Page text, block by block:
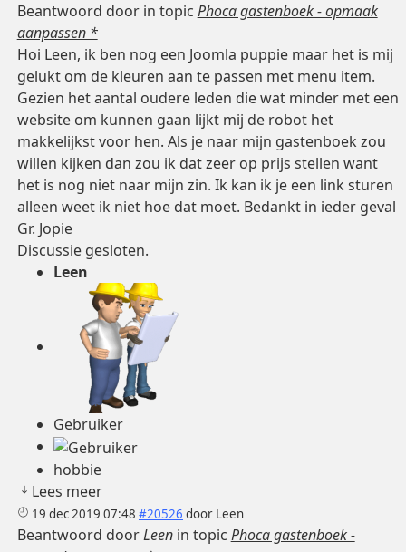
Beantwoord door in topic Phoca gastenboek - opmaak
aanpassen *
Hoi Leen, ik ben nog een Joomla puppie maar het is mij
gelukt om de kleuren aan te passen met menu item.
Gezien het aantal oudere leden die wat minder met een
website om kunnen gaan lijkt mij de robot het
makkelijkst voor hen. Als je naar mijn gastenboek zou
willen kijken dan zou ik dat zeer op prijs stellen want
het is nog niet naar mijn zin. Ik kan ik je een link sturen
alleen weet ik niet hoe dat moet. Bedankt in ieder geval
Gr. Jopie
Discussie gesloten.
Leen
Gebruiker
hobbie
Lees meer
19 dec 2019 07:48 #20526 door Leen
Beantwoord doorLeenin topic Phoca gastenboek -